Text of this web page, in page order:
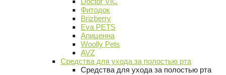
Фитодок
Brizberry
Eva PETS
Апиценна
Woolly Pets
AVZ
Средства для ухода за полостью рта
Средства для ухода за полостью рта